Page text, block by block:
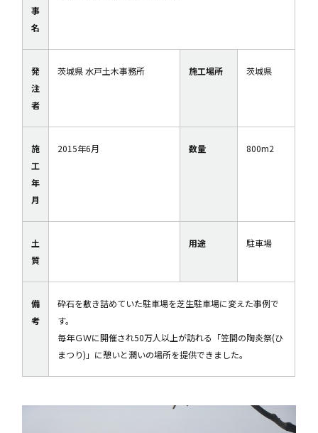
事
名
発
注
者
茨城県 水戸土木事務所 施工場所 茨城県
施
工
年
月
2015年6月 数量 800m2
土
質
用途 駐車場
備
考
砕石を敷き詰めていた駐車場を芝生駐車場に変えた事例で
す。
毎年ＧＷに開催され50万人以上が訪れる「笠間の陶炎祭(ひ
まつり)」に憩いと潤いの場所を提供できました。